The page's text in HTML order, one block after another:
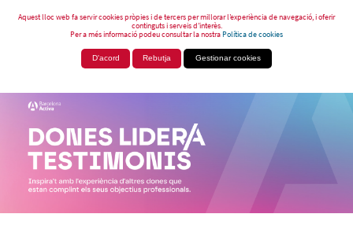
Aquest lloc web fa servir cookies pròpies i de tercers per millorar l’experiència de navegació, i oferir
continguts i serveis d’interès.
Per a més informació podeu consultar la nostraPolítica de cookies
D'acord Rebutja Gestionar cookies